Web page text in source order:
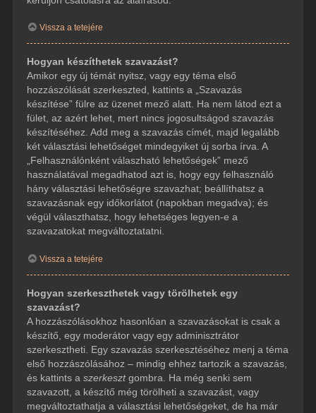
Vissza a tetejére
Hogyan készíthetek szavazást?
Amikor egy új témát nyitsz, vagy egy téma első
hozzászólását szerkeszted, kattints a „Szavazás
készítése” fülre az üzenet mező alatt. Ha nem látod ezt a
fület, az azért lehet, mert nincs jogosultságod szavazás
készítéséhez. Add meg a szavazás címét, majd legalább
két választási lehetőséget mindegyiket új sorba írva. A
„Felhasználónként válaszható lehetőségek” mező
használatával megadhatod azt is, hogy egy felhasználó
hány választási lehetőségre szavazhat; beállíthatsz a
szavazásnak egy időkorlátot (napokban megadva); és
végül választhatsz, hogy lehetséges legyen-e a
szavazatokat megváltoztatatni.
Vissza a tetejére
Hogyan szerkeszthetek vagy törölhetek egy
szavazást?
A hozzászólásokhoz hasonlóan a szavazásokat is csak a
készítő, egy moderátor vagy egy adminisztrátor
szerkesztheti. Egy szavazás szerkesztéséhez menj a téma
első hozzászólásához – mindig ehhez tartozik a szavazás,
és kattints a szerkesztgombra. Ha még senki sem
szavazott, a készítő még törölheti a szavazást, vagy
megváltoztathatja a választási lehetőségeket, de ha már